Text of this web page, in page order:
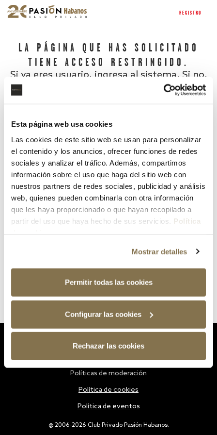
Esta página web usa cookies
Las cookies de este sitio web se usan para personalizar
el contenido y los anuncios, ofrecer funciones de redes
sociales y analizar el tráfico. Además, compartimos
información sobre el uso que haga del sitio web con
nuestros partners de redes sociales, publicidad y análisis
web, quienes pueden combinarla con otra información
que les haya proporcionado o que hayan recopilado a
partir del uso que haya hecho de sus servicios. Política
Mostrar detalles
Permitir todas las cookies
Configurar las cookies
Rechazar las cookies
REGISTRO
LA PÁGINA QUE HAS SOLICITADO
TIENE ACCESO RESTRINGIDO.
Si ya eres usuario, ingresa al sistema. Si no,
¿Has olvidado tu contraseña?
@ 2006-2026 Club Privado Pasión Habanos.
Políticas de moderación
Política de cookies
Política de eventos